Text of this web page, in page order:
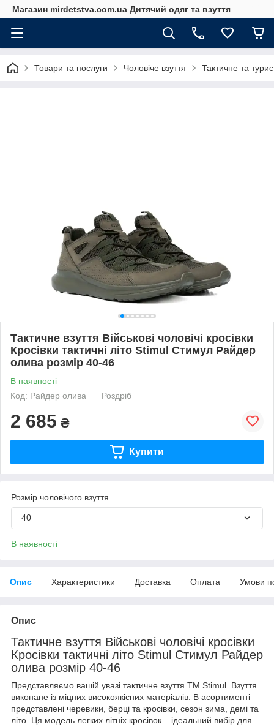
Магазин mirdetstva.com.ua Дитячий одяг та взуття
Товари та послуги Чоловіче взуття Тактичне та
Тактичне взуття Військові чоловічі кросівки
Кросівки тактичні літо Stimul Стимул Райдер
олива розмір 40-46
В наявності
Код: Райдер олива
Роздріб
2 685 ₴
Купити
Розмір чоловічого взуття
40
В наявності
Опис Характеристики Доставка Оплата Умови
Опис
Тактичне взуття Військові чоловічі кросівки
Кросівки тактичні літо Stimul Стимул Райдер
олива розмір 40-46
Представляємо вашій увазі тактичне взуття ТМ Stimul. Взуття
виконане із міцних високоякісних матеріалів. В асортименті
представлені черевики, берці та кросівки, сезон зима, демі та
літо. Ця модель легких літніх кросівок – ідеальний вибір для